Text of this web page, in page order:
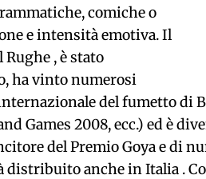
comiche o
e intensità emotiva. Il
, è stato
ha vinto numerosi
del fumetto di
Games 2008, ecc.) ed è
del Premio Goya e di
distribuito anche in Italia .